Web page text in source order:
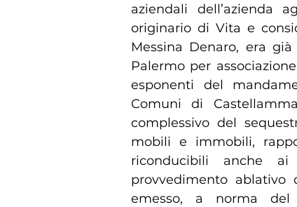
aziendali dell’azienda
originario di Vita e
Messina Denaro, era
Palermo per
esponenti del
Comuni di
complessivo del
mobili e immobili,
riconducibili anche
provvedimento ablativo
emesso, a norma del